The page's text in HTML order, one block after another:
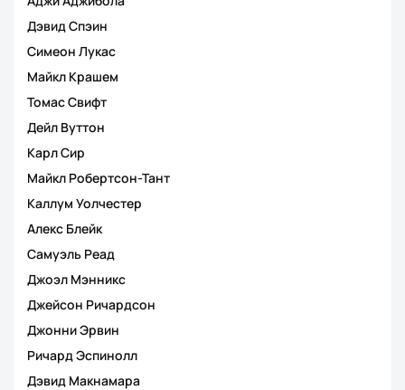
Дэвид Спэин
Симеон Лукас
Майкл Крашем
Томас Свифт
Дейл Вуттон
Карл Сир
Майкл Робертсон-Тант
Каллум Уолчестер
Алекс Блейк
Самуэль Реад
Джоэл Мэнникс
Джейсон Ричардсон
Джонни Эрвин
Ричард Эспинолл
Дэвид Макнамара